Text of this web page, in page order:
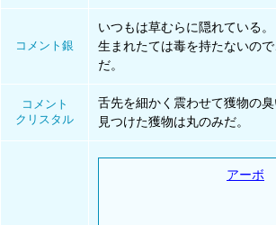
コメント銀
いつもは草むらに隠れている。
生まれたては毒を持たないの
だ。
コメント
クリスタル
舌先を細かく震わせて獲物の臭
見つけた獲物は丸のみだ。
アーボ